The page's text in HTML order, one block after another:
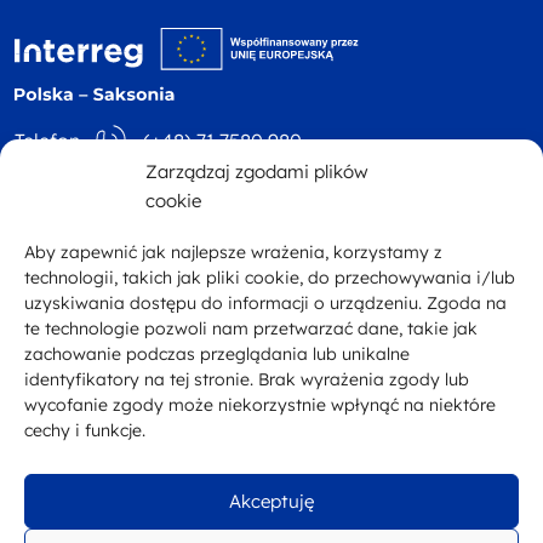
Zarządzaj zgodami plików
cookie
Aby zapewnić jak najlepsze wrażenia, korzystamy z
technologii, takich jak pliki cookie, do przechowywania i/lub
uzyskiwania dostępu do informacji o urządzeniu. Zgoda na
te technologie pozwoli nam przetwarzać dane, takie jak
zachowanie podczas przeglądania lub unikalne
identyfikatory na tej stronie. Brak wyrażenia zgody lub
wycofanie zgody może niekorzystnie wpłynąć na niektóre
cechy i funkcje.
Akceptuję
Logo witryny -
Telefon
(+48) 71 7580 980
kontakt@plsn.eu Adres
ul. Św. Mikołaja 81
Facebook
Zobacz inne programy Portal Unii Europejskiej
Deklaracja dostępności Polityka prywatności Mapa strony